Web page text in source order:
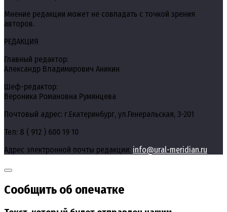
Мнение редакции может не совпадать с точкой зрения
авторов.
РЕДАКЦИЯ
Главный редактор:
Александр Владимирович Аникин
Шеф-редактор:
Вероника Романовна Румянцева
Почтовый адрес: г.Екатеринбург, ул.Генеральская, 3-201
Тел: 8 ( 912 ) 600 19 10
Адрес электронной почты редакции: info@ural-meridian.ru
Сообщить об опечатке